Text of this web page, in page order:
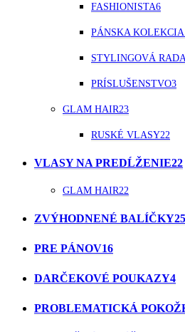
FASHIONISTA6
PÁNSKA
STYLINGOVÁ RADA
PRÍSLUŠENSTVO3
GLAM HAIR23
RUSKÉ VLASY22
VLASY NA PREDĹŽENIE22
GLAM HAIR22
ZVÝHODNENÉ BALÍČKY25
PRE PÁNOV16
DARČEKOVÉ POUKAZY4
PROBLEMATICKÁ